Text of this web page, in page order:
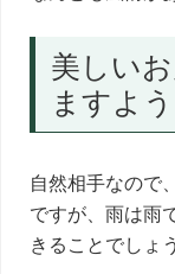
美しい
ますよ
自然相手なので
ですが、雨は雨
きることでしょ